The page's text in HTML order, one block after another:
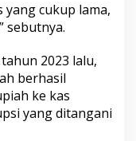
yang cukup lama,
sebutnya.
2023 lalu,
berhasil
ke kas
yang ditangani